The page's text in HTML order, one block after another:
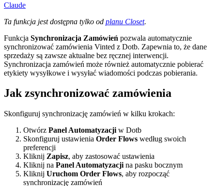
Claude
Ta funkcja jest dostępna tylko od planu Closet.
Funkcja Synchronizacja Zamówień pozwala automatycznie
synchronizować zamówienia Vinted z Dotb. Zapewnia to, że dane
sprzedaży są zawsze aktualne bez ręcznej interwencji.
Synchronizacja zamówień może również automatycznie pobierać
etykiety wysyłkowe i wysyłać wiadomości podczas pobierania.
Jak zsynchronizować zamówienia
Skonfiguruj synchronizację zamówień w kilku krokach:
Otwórz Panel Automatyzacji w Dotb
Skonfiguruj ustawienia Order Flows według swoich
preferencji
Kliknij Zapisz, aby zastosować ustawienia
Kliknij na Panel Automatyzacji na pasku bocznym
Kliknij Uruchom Order Flows, aby rozpocząć
synchronizację zamówień